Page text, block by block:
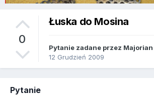
0
Łuska do Mosina
Pytanie zadane przez Majorian
12 Grudzień 2009
Pytanie